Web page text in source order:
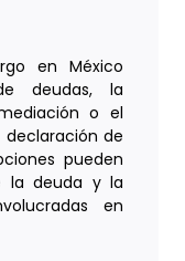
en México
deudas, la
o el
declaración de
pueden
la deuda y la
en